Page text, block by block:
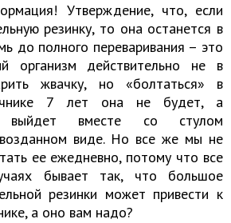
Утверждение, что, если
резинку, то она останется в
до полного переваривания – это
организм действительно не в
жвачку, но «болтаться» в
7 лет она не будет, а
выйдет вместе со стулом
виде. Но все же мы не
ее ежедневно, потому что все
бывает так, что большое
резинки может привести к
а оно вам надо?